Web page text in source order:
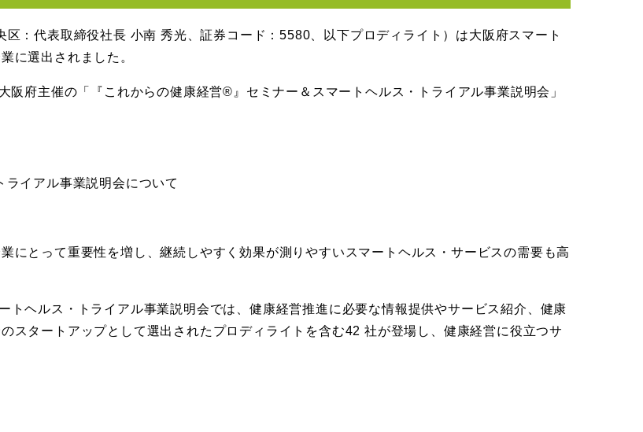
：代表取締役社長 小南 秀光、証券コード：5580、以下プロディライト）は大阪府スマート
に選出されました。
府主催の「『これからの健康経営®︎』セミナー＆スマートヘルス・トライアル事業説明会」
イアル事業説明会について
にとって重要性を増し、継続しやすく効果が測りやすいスマートヘルス・サービスの需要も高
ヘルス・トライアル事業説明会では、健康経営推進に必要な情報提供やサービス紹介、健康
スタートアップとして選出されたプロディライトを含む42 社が登場し、健康経営に役立つサ